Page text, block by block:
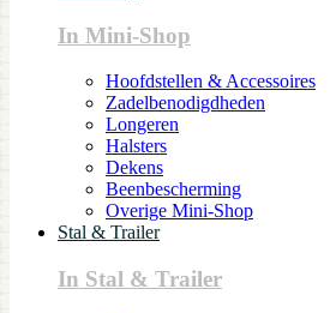
In Mini-Shop
Hoofdstellen & Accessoires
Zadelbenodigdheden
Longeren
Halsters
Dekens
Beenbescherming
Overige Mini-Shop
Stal & Trailer
In Stal & Trailer